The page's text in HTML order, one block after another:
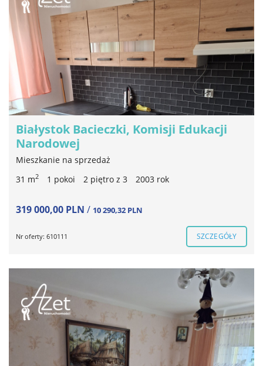
Białystok Bacieczki, Komisji Edukacji
Narodowej
Mieszkanie na sprzedaż
31 m2 1 pokoi 2 piętro z 3 2003 rok
319 000,00 PLN / 10 290,32 PLN
Nr oferty: 610111 SZCZEGÓŁY